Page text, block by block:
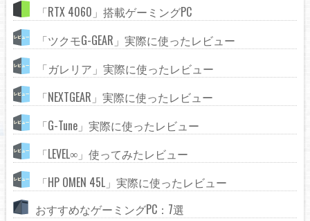
「RTX 4060」搭載ゲーミングPC
「ツクモG-GEAR」実際に使ったレビュー
「ガレリア」実際に使ったレビュー
「NEXTGEAR」実際に使ったレビュー
「G-Tune」実際に使ったレビュー
「LEVEL∞」使ってみたレビュー
「HP OMEN 45L」実際に使ったレビュー
おすすめなゲーミングPC：7選